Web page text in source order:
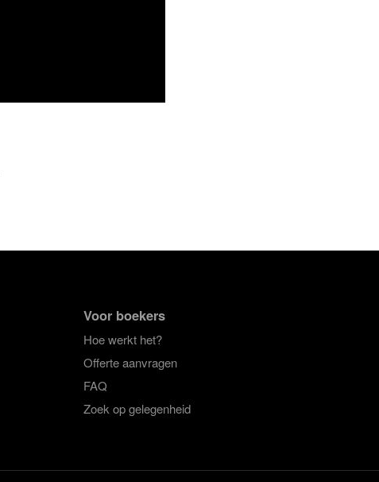
Voor boekers
Hoe werkt het?
Offerte aanvragen
FAQ
Zoek op gelegenheid